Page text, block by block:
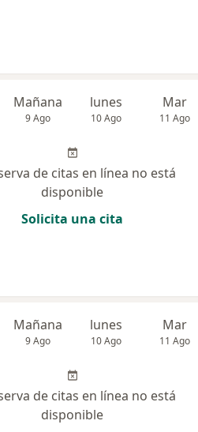
Mañana
9 Ago
lunes
10 Ago
Mar
11 Ago
de citas en línea no está
disponible
Solicita una cita
Mañana
9 Ago
lunes
10 Ago
Mar
11 Ago
de citas en línea no está
disponible